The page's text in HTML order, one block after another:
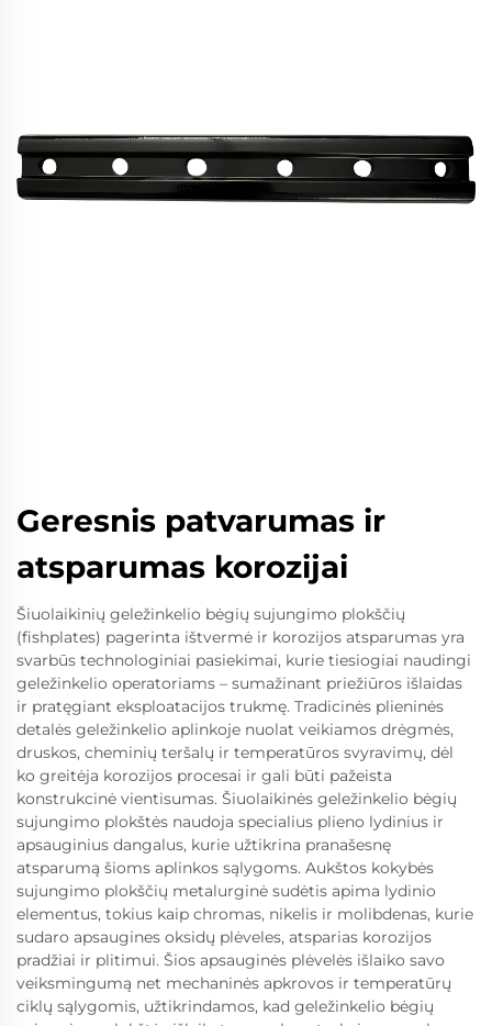
Geresnis patvarumas ir
atsparumas korozijai
Šiuolaikinių geležinkelio bėgių sujungimo plokščių
(fishplates) pagerinta ištvermė ir korozijos atsparumas yra
svarbūs technologiniai pasiekimai, kurie tiesiogiai naudingi
geležinkelio operatoriams – sumažinant priežiūros išlaidas
ir pratęgiant eksploatacijos trukmę. Tradicinės plieninės
detalės geležinkelio aplinkoje nuolat veikiamos drėgmės,
druskos, cheminių teršalų ir temperatūros svyravimų, dėl
ko greitėja korozijos procesai ir gali būti pažeista
konstrukcinė vientisumas. Šiuolaikinės geležinkelio bėgių
sujungimo plokštės naudoja specialius plieno lydinius ir
apsauginius dangalus, kurie užtikrina pranašesnę
atsparumą šioms aplinkos sąlygoms. Aukštos kokybės
sujungimo plokščių metalurginė sudėtis apima lydinio
elementus, tokius kaip chromas, nikelis ir molibdenas, kurie
sudaro apsaugines oksidų plėveles, atsparias korozijos
pradžiai ir plitimui. Šios apsauginės plėvelės išlaiko savo
veiksmingumą net mechaninės apkrovos ir temperatūrų
ciklų sąlygomis, užtikrindamos, kad geležinkelio bėgių